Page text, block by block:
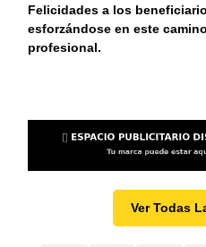
Felicidades a los
esforzándose en este
profesional.
Ver Todas